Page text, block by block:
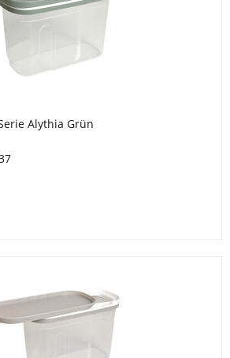
Alythia Grün